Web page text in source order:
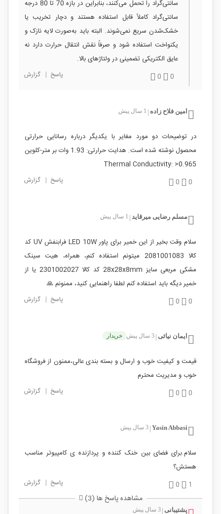
سانتی‌گراد را تحمل می‌کنند، بنابراین در بازه 70 تا 80 درجه
سانتی‌گراد کاملاً قابل استفاده هستند و دچار تخریب یا
خشک‌شدن سریع نمی‌شوند. البته باید به‌صورت لایه نازک و
یکنواخت استفاده شود و صرفاً نقش انتقال حرارت دارد نه
عایق الکتریکی تضمینی در ولتاژهای بالا.
0
0 پاسخ | گزارش
امین فلاح زاده 1 سال پیش
در توضیحات دو مورد مغایر با یکدیگر درباره رسانایی حرارتی
محصول نوشته شده است. هدایت حرارتی: 1.93 وات بر متر-کلوین
Thermal Conductivity: >0.965
0
0 پاسخ | گزارش
مسلم رضایی میرقاید 1 سال پیش
سلام وقت بخیر از این خمیر برای پاور LED 10W فرابنفش UV کد
کالا 2081001083 میتونم استفاده کنم، همراه، هیت سینک
مشکی مربعی سایز 28x28x8mm کد کالا 2301002027 يا از
خمیر دیگه باید استفاده کنم لطفا راهنمایی کنید، ممنونم 🙏
0
0 پاسخ | گزارش
ایمان نیائی 3 سال پیش خریدار
قیمت و کیفیت خوب و ارسال و بسته بندی عالی،ممنون از فروشگاه
خوب و مدیریت محترم
0
0 پاسخ | گزارش
Yasin Abbasi 3 سال پیش
سلام.برای فضای بین خنک کننده و پردازنده ی کامپیوتر مناسب
هستش؟
1
0 پاسخ | گزارش
مشاهده پاسخ ها (3)
پشتیبانی 3 سال پیش